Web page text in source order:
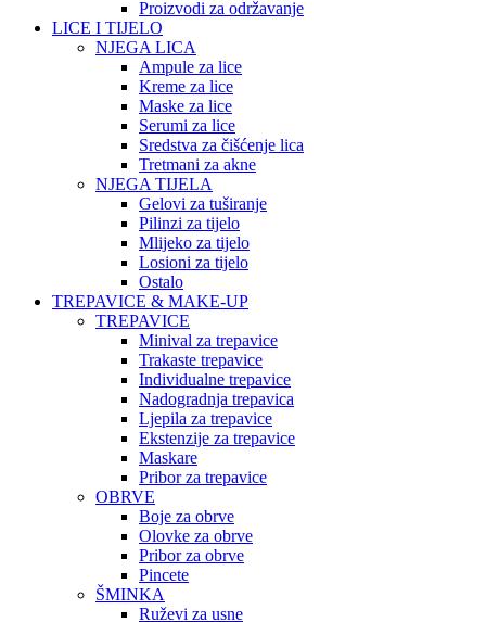
Proizvodi za održavanje
LICE I TIJELO
NJEGA LICA
Ampule za lice
Kreme za lice
Maske za lice
Serumi za lice
Sredstva za čišćenje lica
Tretmani za akne
NJEGA TIJELA
Gelovi za tuširanje
Pilinzi za tijelo
Mlijeko za tijelo
Losioni za tijelo
Ostalo
TREPAVICE & MAKE-UP
TREPAVICE
Minival za trepavice
Trakaste trepavice
Individualne trepavice
Nadogradnja trepavica
Ljepila za trepavice
Ekstenzije za trepavice
Maskare
Pribor za trepavice
OBRVE
Boje za obrve
Olovke za obrve
Pribor za obrve
Pincete
ŠMINKA
Ruževi za usne